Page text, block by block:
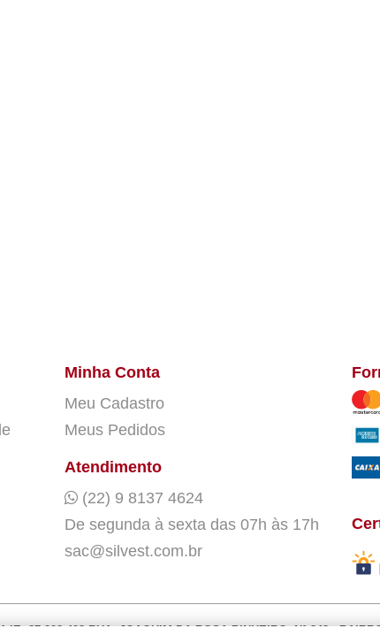
Minha Conta
Meu Cadastro
Meus Pedidos
Atendimento
(22) 9 8137 4624
De segunda à sexta das 07h às 17h
sac@silvest.com.br